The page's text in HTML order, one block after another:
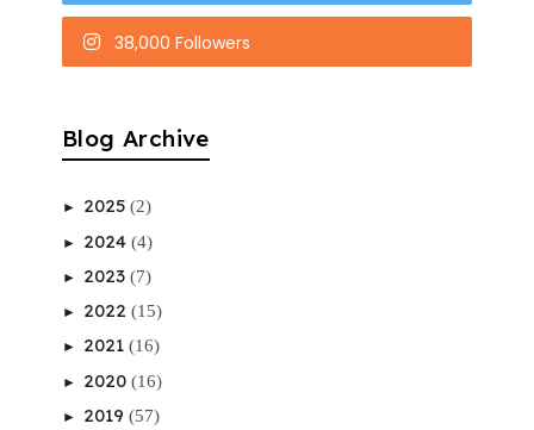
38,000 Followers
Blog Archive
► 2025 (2)
► 2024 (4)
► 2023 (7)
► 2022 (15)
► 2021 (16)
► 2020 (16)
► 2019 (57)